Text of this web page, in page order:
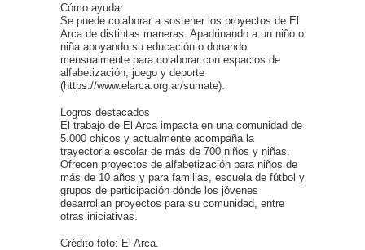
Cómo ayudar
Se puede colaborar a sostener los proyectos de El
Arca de distintas maneras. Apadrinando a un niño o
niña apoyando su educación o donando
mensualmente para colaborar con espacios de
alfabetización, juego y deporte
(https://www.elarca.org.ar/sumate).
Logros destacados
El trabajo de El Arca impacta en una comunidad de
5.000 chicos y actualmente acompaña la
trayectoria escolar de más de 700 niños y niñas.
Ofrecen proyectos de alfabetización para niños de
más de 10 años y para familias, escuela de fútbol y
grupos de participación dónde los jóvenes
desarrollan proyectos para su comunidad, entre
otras iniciativas.
Crédito foto: El Arca.